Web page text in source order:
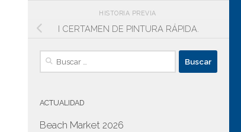
HISTORIA PREVIA
I CERTAMEN DE PINTURA RÁPIDA.
Buscar:
ACTUALIDAD
Beach Market 2026